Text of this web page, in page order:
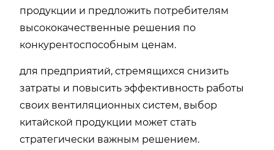
продукции и предложить потребителям
высококачественные решения по
конкурентоспособным ценам.
для предприятий, стремящихся снизить
затраты и повысить эффективность работы
своих вентиляционных систем, выбор
китайской продукции может стать
стратегически важным решением.